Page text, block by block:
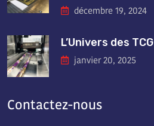
décembre 19, 2024
L’Univers des TCG
janvier 20, 2025
Contactez-nous